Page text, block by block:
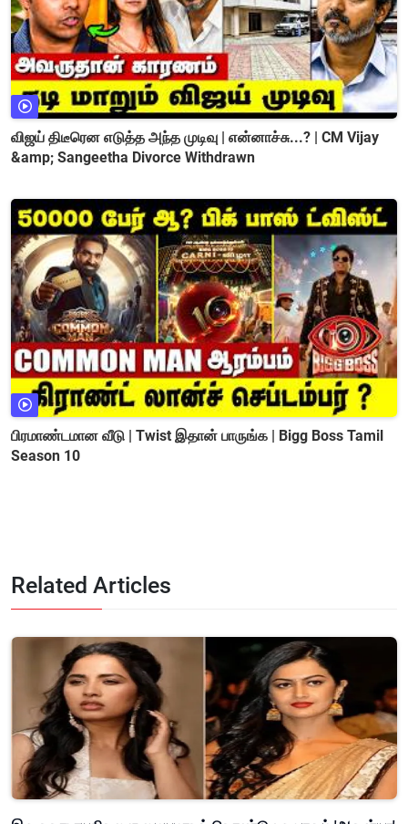
விஜய் திடீரென எடுத்த அந்த முடிவு | என்னாச்சு...? | CM Vijay
&amp; Sangeetha Divorce Withdrawn
பிரமாண்டமான வீடு | Twist இதான் பாருங்க | Bigg Boss Tamil
Season 10
Related Articles
இரு கதாநாயகிகளை மையமாகக் கொண்டு உருவாகும் 'ஆகன்யா'